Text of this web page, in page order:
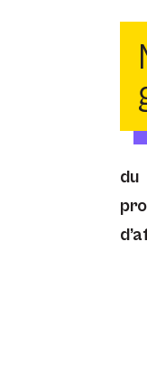
du